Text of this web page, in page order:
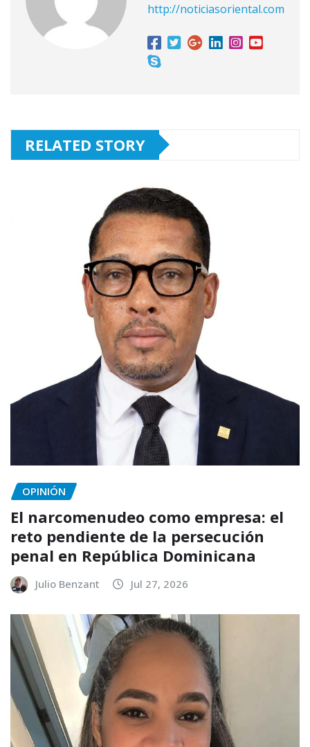
http://noticiasoriental.com
RELATED STORY
OPINIÓN
El narcomenudeo como empresa: el
reto pendiente de la persecución
penal en República Dominicana
Julio Benzant Jul 27, 2026